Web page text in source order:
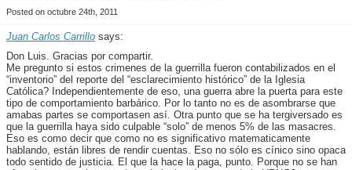
Posted on octubre 24th, 2011
Juan Carlos Carrillo says:
Don Luis. Gracias por compartir.
Me pregunto si estos crimenes de la guerrilla fueron contabilizados en el
“inventorio” del reporte del “esclarecimiento histórico” de la Iglesia
Católica? Independientemente de eso, una guerra abre la puerta para este
tipo de comportamiento barbárico. Por lo tanto no es de asombrarse que
amabas partes se comportasen así. Otra punto que se ha tergiversado es
que la guerrilla haya sido culpable “solo” de menos 5% de las masacres.
Eso es como decir que como no es significativo matematicamente
hablando, están libres de rendir cuentas. Eso no sólo es cínico sino opaca
todo sentido de justicia. El que la hace la paga, punto. Porque no se han